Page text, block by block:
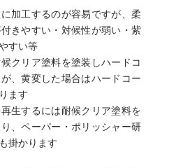
加工するのが容易ですが、柔
きやすい・対候性が弱い・紫
すい等
クリア塗料を塗装しハードコ
、黄変した場合はハードコー
ます
生するには耐候クリア塗料を
、ペーパー・ポリッシャー研
掛かります